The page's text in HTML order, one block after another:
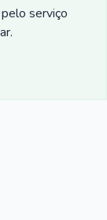
serviço